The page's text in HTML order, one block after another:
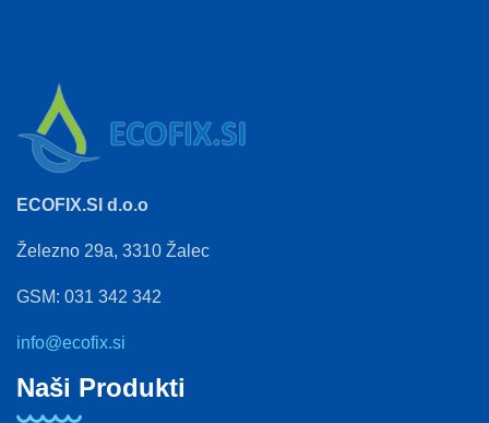
ECOFIX.SI d.o.o
Železno 29a, 3310 Žalec
GSM: 031 342 342
info@ecofix.si
Naši Produkti